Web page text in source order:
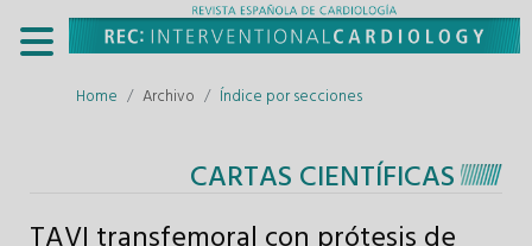
Home Archivo Índice por secciones
CARTAS CIENTÍFICAS